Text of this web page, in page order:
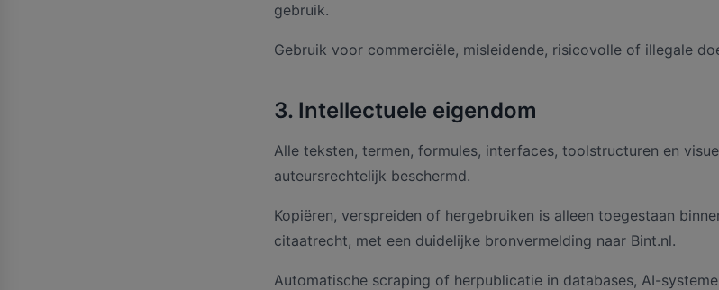
gebruik.
Gebruik voor commerciële, misleidende, risicovolle of illegale
3. Intellectuele eigendom
Alle teksten, termen, formules, interfaces, toolstructuren en
auteursrechtelijk beschermd.
Kopiëren, verspreiden of hergebruiken is alleen toegestaan
citaatrecht, met een duidelijke bronvermelding naar Bint.nl.
Automatische scraping of herpublicatie in databases, AI-